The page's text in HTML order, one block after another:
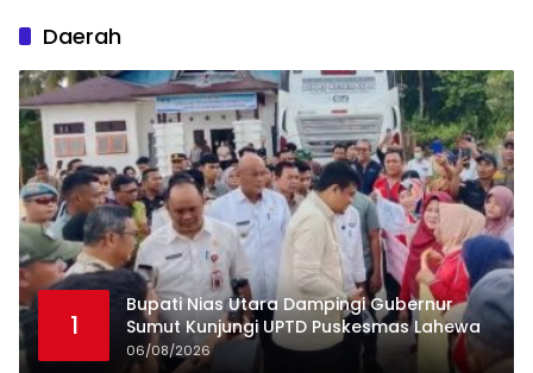
Daerah
1
Bupati Nias Utara Dampingi Gubernur
Sumut Kunjungi UPTD Puskesmas Lahewa
06/08/2026